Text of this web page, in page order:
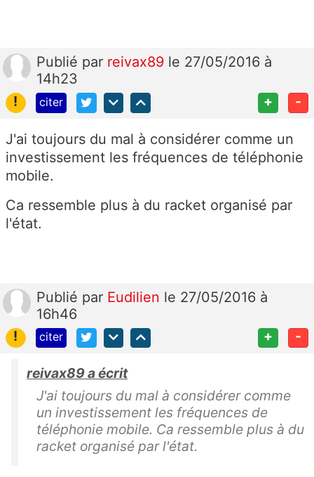
Publié par reivax89 le 27/05/2016 à
14h23
!
citer + -
J'ai toujours du mal à considérer comme un
investissement les fréquences de téléphonie
mobile.
Ca ressemble plus à du racket organisé par
l'état.
Publié par Eudilien le 27/05/2016 à
16h46
!
citer + -
reivax89 a écrit
J'ai toujours du mal à considérer comme
un investissement les fréquences de
téléphonie mobile. Ca ressemble plus à du
racket organisé par l'état.